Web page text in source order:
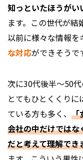
知っといたほうがい
ます。この世代が
以前に様々な情報を
な対応ができそうで
次に30代後半～50
とてもひとくくり
ている方も多く、 「
会社の中だけでは
だと考えて理解でき